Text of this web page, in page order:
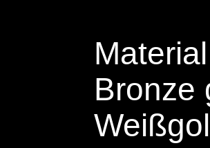
Bronze